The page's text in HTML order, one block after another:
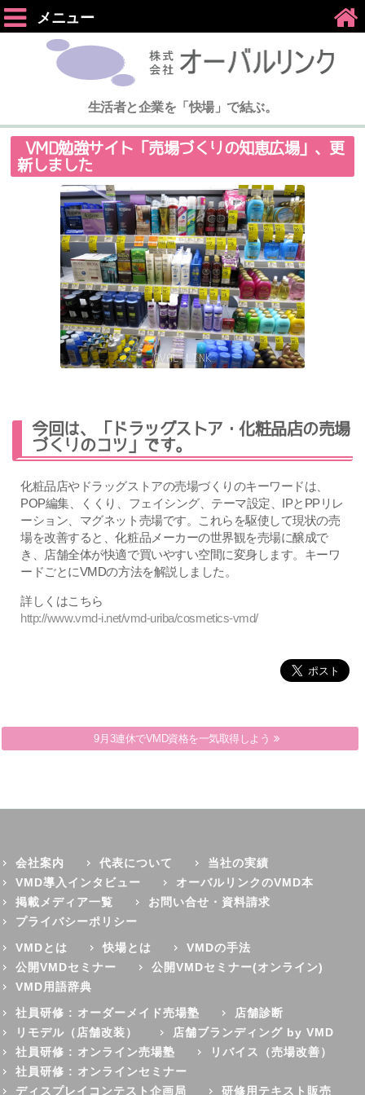
メニュー
生活者と企業を「快場」で結ぶ。
VMD勉強サイト「売場づくりの知恵広場」、更
新しました
今回は、「ドラッグストア・化粧品店の売場
づくりのコツ」です。
化粧品店やドラッグストアの売場づくりのキーワードは、
POP編集、くくり、フェイシング、テーマ設定、IPとPPリレ
ーション、マグネット売場です。これらを駆使して現状の売
場を改善すると、化粧品メーカーの世界観を売場に醸成で
き、店舗全体が快適で買いやすい空間に変身します。キーワ
ードごとにVMDの方法を解説しました。
詳しくはこちら
http://www.vmd-i.net/vmd-uriba/cosmetics-vmd/
第15回売場塾生交流会「オンラインVMD Cafe」開催
9月3連休でVMD資格を一気取得しよう
会社案内 代表について
当社の実績
VMD導入インタビュー
オーバルリンクのVMD本
掲載メディア一覧
お問い合せ・資料請求
プライバシーポリシー
VMDとは
快場とは
VMDの手法
公開VMDセミナー
公開VMDセミナー(オンライン)
VMD用語辞典
社員研修 : オーダーメイド売場塾
店舗診断
リモデル（店舗改装）
店舗ブランディング by VMD
社員研修 : オンライン売場塾
リバイス（売場改善）
社員研修 : オンラインセミナー
ディスプレイコンテスト企画局
研修用テキスト販売